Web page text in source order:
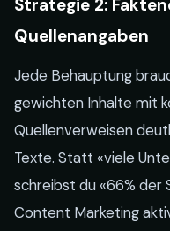
Strategie 2:
Quellenangaben
Jede Behauptung
gewichten Inhalte mit
Quellenverweisen
Texte. Statt «viele
schreibst du «66% der
Content Marketing